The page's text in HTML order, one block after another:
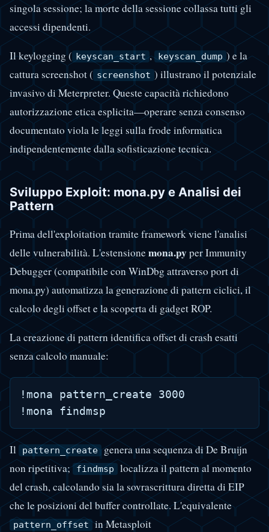
singola sessione; la morte della sessione collassa tutti gli
accessi dipendenti.
Il keylogging ( keyscan_start , keyscan_dump ) e la
cattura screenshot ( screenshot ) illustrano il potenziale
invasivo di Meterpreter. Queste capacità richiedono
autorizzazione etica esplicita—operare senza consenso
documentato viola le leggi sulla frode informatica
indipendentemente dalla sofisticazione tecnica.
Sviluppo Exploit: mona.py e Analisi dei
Pattern
Prima dell'exploitation tramite framework viene l'analisi
delle vulnerabilità. L'estensionemona.pyper Immunity
Debugger (compatibile con WinDbg attraverso port di
mona.py) automatizza la generazione di pattern ciclici, il
calcolo degli offset e la scoperta di gadget ROP.
La creazione di pattern identifica offset di crash esatti
senza calcolo manuale:
!mona pattern_create 3000
Il pattern_create genera una sequenza di De Bruijn
non ripetitiva; findmsp
localizza il pattern al momento
del crash, calcolando sia la sovrascrittura diretta di EIP
che le posizioni del buffer controllate. L'equivalente
pattern_offset in Metasploit